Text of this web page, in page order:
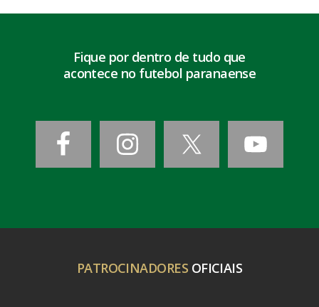
Fique por dentro de tudo que
acontece no futebol paranaense
PATROCINADORES OFICIAIS